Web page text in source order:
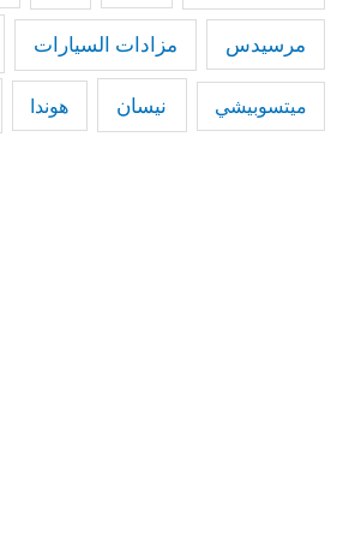
مرسيدس مزادات السيارات
ميتسوبيشي نيسان هوندا